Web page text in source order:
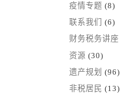
疫情专题 (8)
联系我们
(6)
财务税务讲座
资源 (30)
遗产规划 (96)
非税居民 (13)